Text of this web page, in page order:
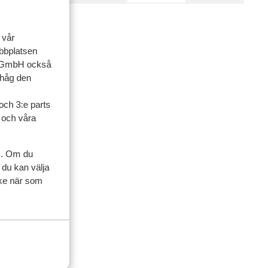
vår
också
den
3:e parts
våra
Om du
kan välja
när som
och 40